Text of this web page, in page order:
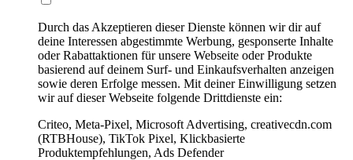
Durch das Akzeptieren dieser Dienste können wir dir auf
deine Interessen abgestimmte Werbung, gesponserte Inhalte
oder Rabattaktionen für unsere Webseite oder Produkte
basierend auf deinem Surf- und Einkaufsverhalten anzeigen
sowie deren Erfolge messen. Mit deiner Einwilligung setzen
wir auf dieser Webseite folgende Drittdienste ein:
Criteo, Meta-Pixel, Microsoft Advertising, creativecdn.com
(RTBHouse), TikTok Pixel, Klickbasierte
Produktempfehlungen, Ads Defender